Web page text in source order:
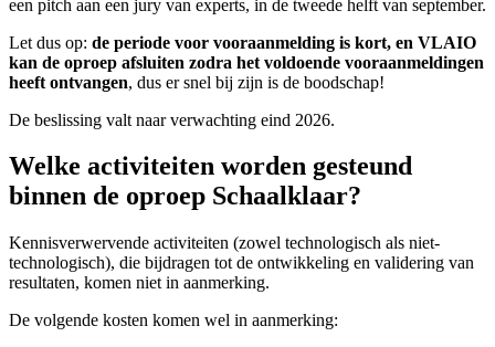
een pitch aan een jury van experts, in de tweede helft van september.
Let dus op: de periode voor vooraanmelding is kort, en VLAIO
kan de oproep afsluiten zodra het voldoende vooraanmeldingen
heeft ontvangen, dus er snel bij zijn is de boodschap!
De beslissing valt naar verwachting eind 2026.
Welke activiteiten worden gesteund
binnen de oproep Schaalklaar?
Kennisverwervende activiteiten (zowel technologisch als niet-
technologisch), die bijdragen tot de ontwikkeling en validering van
resultaten, komen niet in aanmerking.
De volgende kosten komen wel in aanmerking: